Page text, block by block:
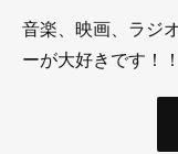
音楽、映画、ラジ
ーが大好きです！！